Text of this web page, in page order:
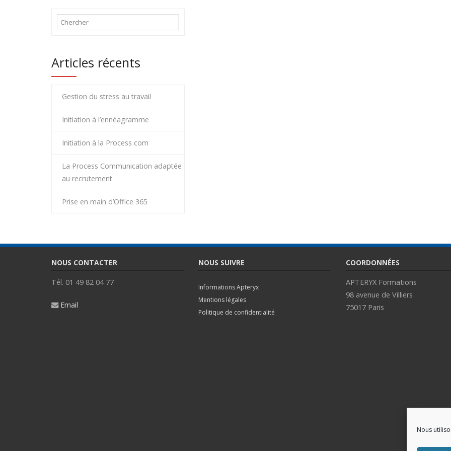
Nous
Articles récents
Gestion du stress au travail
Initiation à l’ennéagramme
Initiation à la Process com
La Process Communication adaptée
au recrutement
Prise en main d’Office 365
NOUS CONTACTER
Tél. 01 49 82 04 77
Email
NOUS SUIVRE
Informations Apteryx
Mentions légales
Politique de confidentialité
COORDONNÉES
APTERYX Formations
98 avenue de Villiers
75017 Paris